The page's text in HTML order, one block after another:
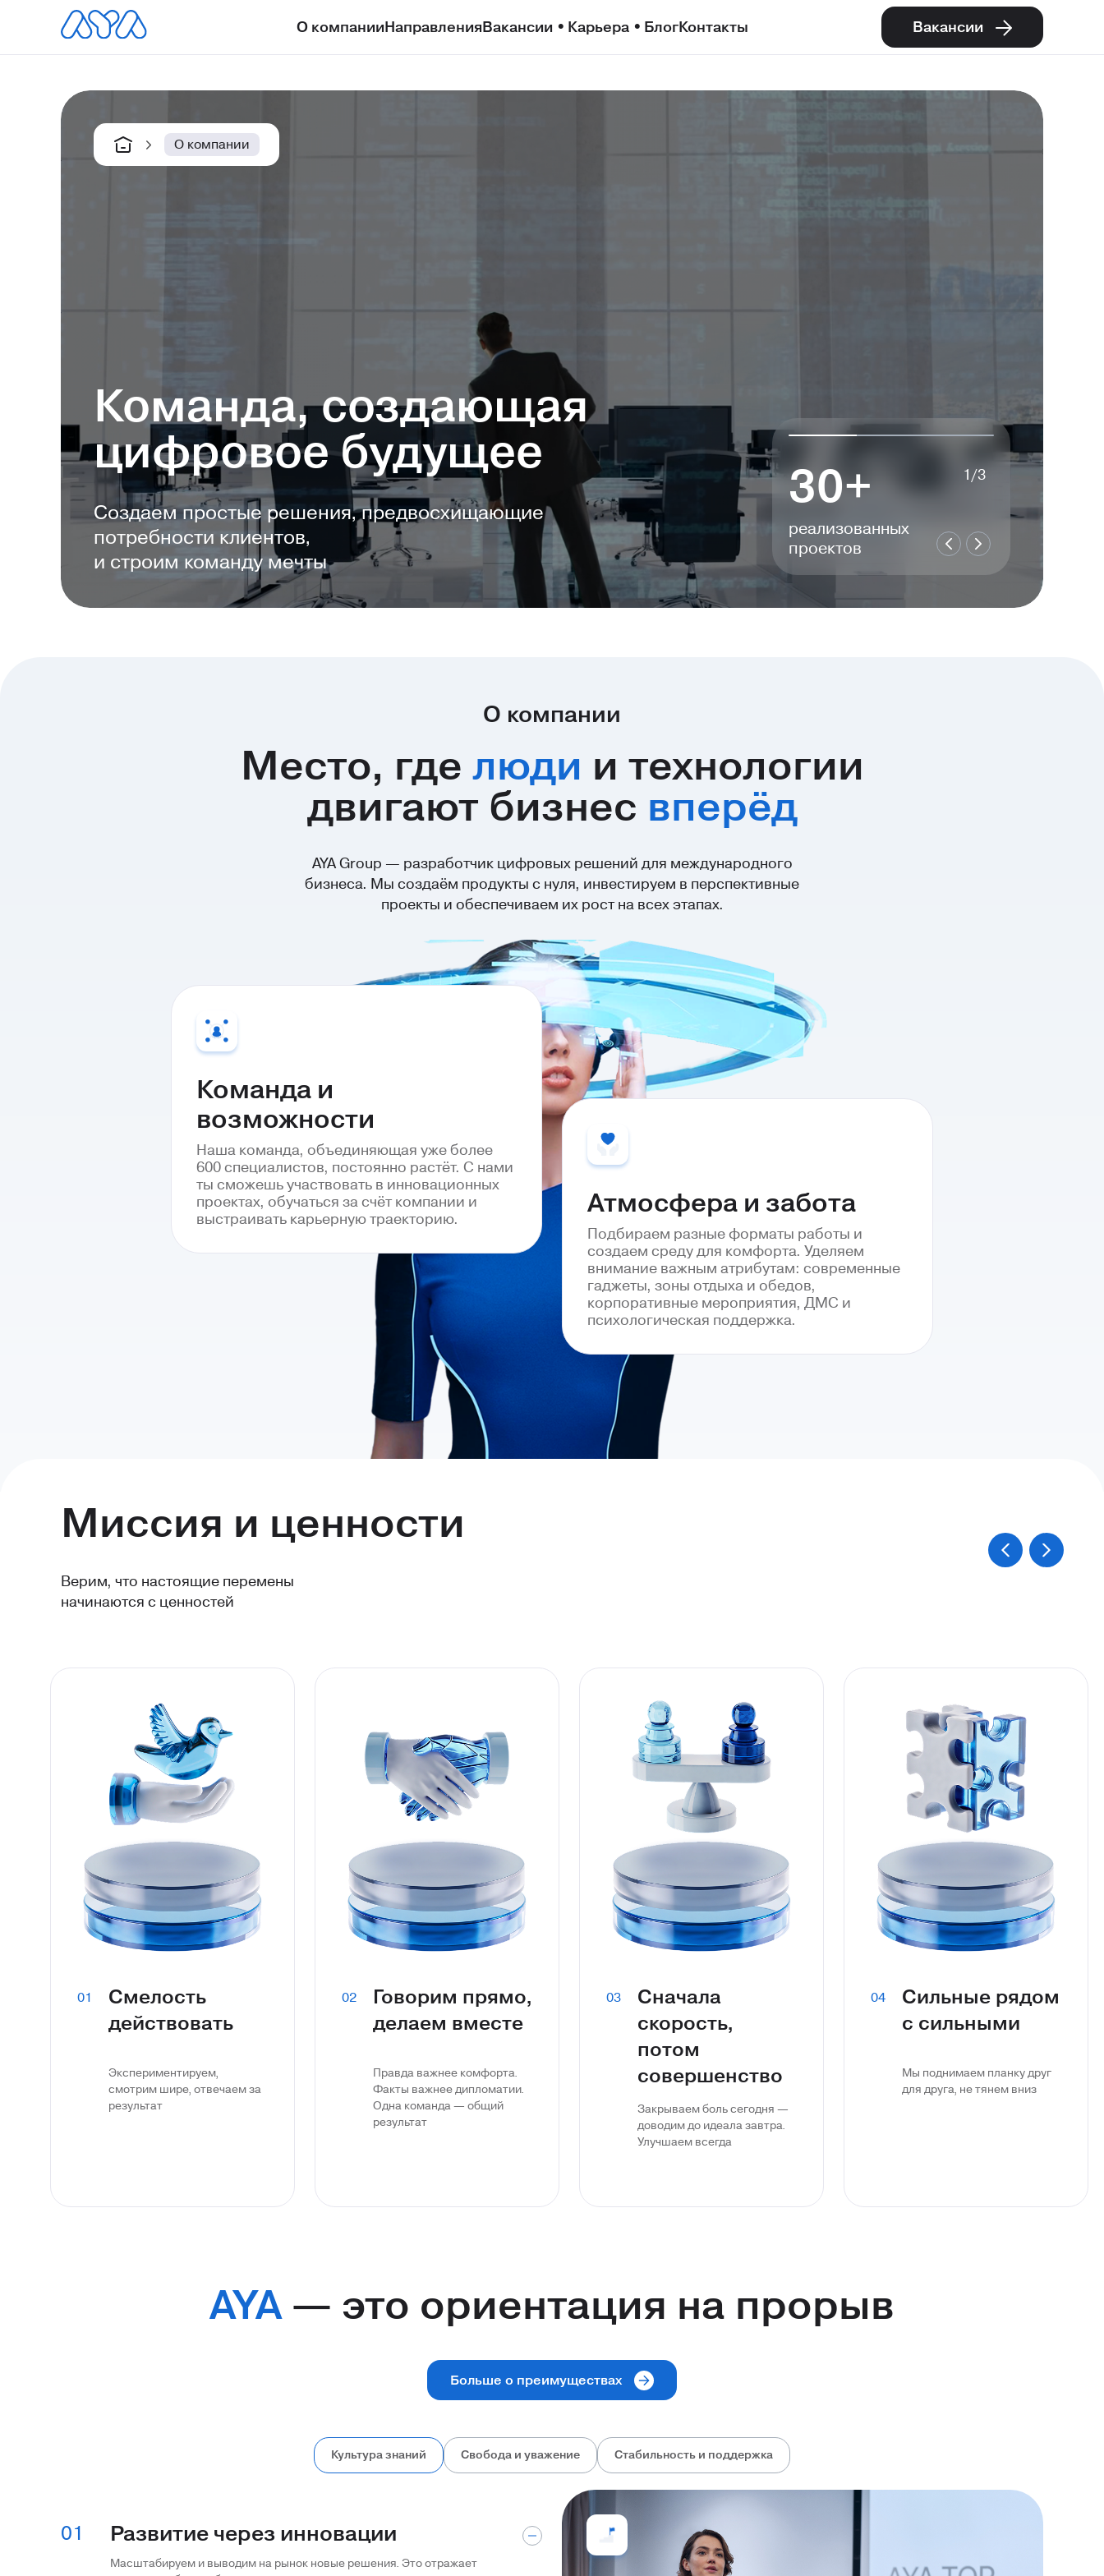
О компании
Услуги
Techradar
О компанииНаправленияВакансии Карьера БлогКонтакты Вакансии
О компании
Команда, создающая
цифровое будущее
Создаем простые решения, предвосхищающие
потребности клиентов,
и строим команду мечты
8 лет
на рынке
30+
реализованных
проектов
1/3
О компании
Место, где люди и технологии
двигают бизнес вперёд
AYA Group — разработчик цифровых решений для международного
бизнеса. Мы создаём продукты с нуля, инвестируем в перспективные
проекты и обеспечиваем их рост на всех этапах.
Команда и
возможности
Наша команда, объединяющая уже более
600 специалистов, постоянно растёт. С нами
ты сможешь участвовать в инновационных
проектах, обучаться за счёт компании и
выстраивать карьерную траекторию.
Атмосфера и забота
Подбираем разные форматы работы и
создаем среду для комфорта. Уделяем
внимание важным атрибутам: современные
гаджеты, зоны отдыха и обедов,
корпоративные мероприятия, ДМС и
психологическая поддержка.
Миссия и ценности
Верим, что настоящие перемены
начинаются с ценностей
01
Смелость
действовать
Экспериментируем,
смотрим шире, отвечаем за
результат
02
Говорим прямо,
делаем вместе
Правда важнее комфорта.
Факты важнее дипломатии.
Одна команда — общий
результат
03
Сначала
скорость,
потом
совершенство
Закрываем боль сегодня —
доводим до идеала завтра.
Улучшаем всегда
04
Сильные рядом
с сильными
Мы поднимаем планку друг
для друга, не тянем вниз
AYA— это ориентация на прорыв
Больше о преимуществах
Культура знаний Свобода и уважение Стабильность и поддержка
01 Развитие через инновации
Масштабируем и выводим на рынок новые решения. Это отражает